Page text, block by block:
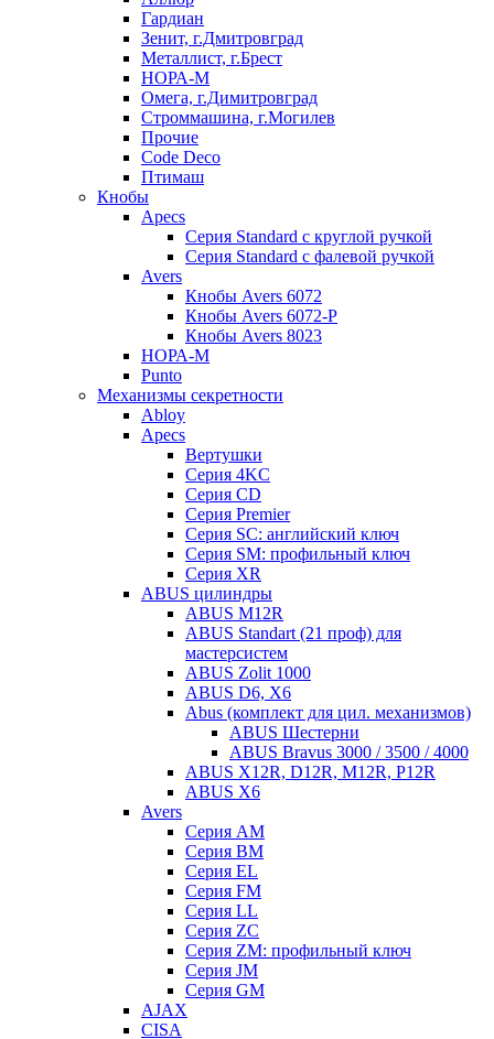
Гардиан
Зенит, г.Дмитровград
Металлист, г.Брест
НОРА-М
Омега, г.Димитровград
Строммашина, г.Могилев
Прочие
Code Deco
Птимаш
Кнобы
Apecs
Серия Standard с круглой ручкой
Серия Standard с фалевой ручкой
Avers
Кнобы Avers 6072
Кнобы Avers 6072-P
Кнобы Avers 8023
НОРА-М
Punto
Механизмы секретности
Abloy
Apecs
Вертушки
Серия 4KC
Серия CD
Серия Premier
Серия SC: английский ключ
Серия SM: профильный ключ
Серия XR
ABUS цилиндры
ABUS M12R
ABUS Standart (21 проф) для
мастерсистем
ABUS Zolit 1000
ABUS D6, X6
Abus (комплект для цил. механизмов)
ABUS Шестерни
ABUS Bravus 3000 / 3500 / 4000
ABUS X12R, D12R, M12R, P12R
ABUS X6
Avers
Серия AM
Серия BM
Серия EL
Серия FM
Серия LL
Серия ZC
Серия ZM: профильный ключ
Серия JM
Серия GM
AJAX
CISA